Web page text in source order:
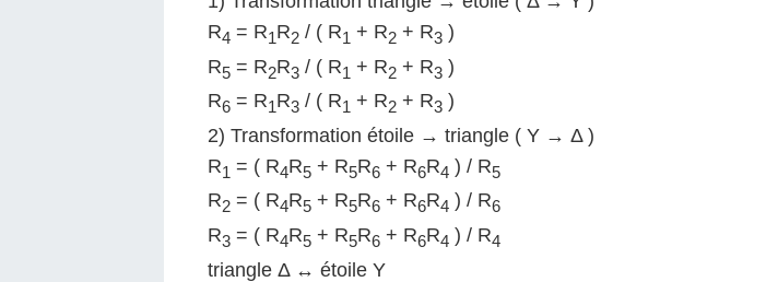
R4 = R1R2 / ( R1 + R2 + R3 )
R5 = R2R3 / ( R1 + R2 + R3 )
R6 = R1R3 / ( R1 + R2 + R3 )
2) Transformation étoile → triangle ( Y → Δ )
R1 = ( R4R5 + R5R6 + R6R4 ) / R5
R2 = ( R4R5 + R5R6 + R6R4 ) / R6
R3 = ( R4R5 + R5R6 + R6R4 ) / R4
triangle Δ ↔ étoile Y